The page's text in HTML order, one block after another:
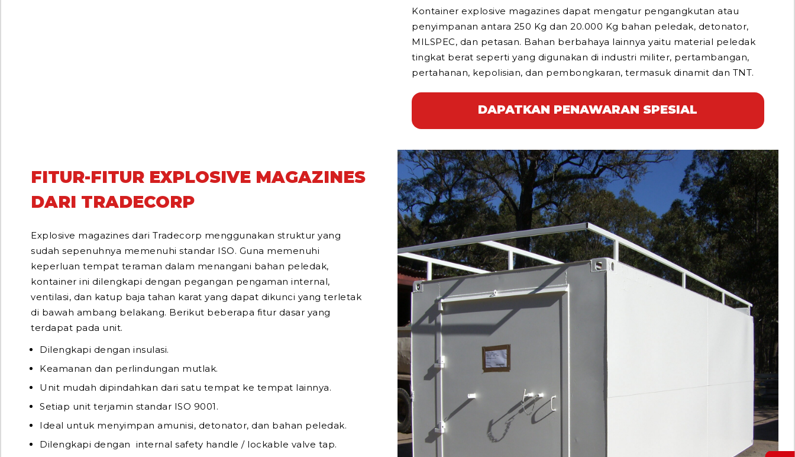
Kontainer explosive magazines dapat mengatur pengangkutan atau
penyimpanan antara 250 Kg dan 20.000 Kg bahan peledak, detonator,
MILSPEC, dan petasan. Bahan berbahaya lainnya yaitu material peledak
tingkat berat seperti yang digunakan di industri militer, pertambangan,
pertahanan, kepolisian, dan pembongkaran, termasuk dinamit dan TNT.
DAPATKAN PENAWARAN SPESIAL
FITUR-FITUR EXPLOSIVE MAGAZINES
DARI TRADECORP
Explosive magazines dari Tradecorp menggunakan struktur yang
sudah sepenuhnya memenuhi standar ISO. Guna memenuhi
keperluan tempat teraman dalam menangani bahan peledak,
kontainer ini dilengkapi dengan pegangan pengaman internal,
ventilasi, dan katup baja tahan karat yang dapat dikunci yang terletak
di bawah ambang belakang. Berikut beberapa fitur dasar yang
terdapat pada unit.
Dilengkapi dengan insulasi.
Keamanan dan perlindungan mutlak.
Unit mudah dipindahkan dari satu tempat ke tempat lainnya.
Setiap unit terjamin standar ISO 9001.
Ideal untuk menyimpan amunisi, detonator, dan bahan peledak.
Dilengkapi dengan internal safety handle / lockable valve tap.